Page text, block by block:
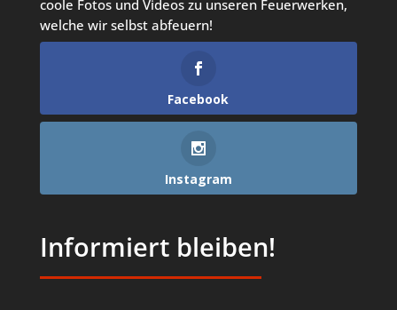
coole Fotos und Videos zu unseren Feuerwerken,
welche wir selbst abfeuern!
Facebook
Instagram
Informiert bleiben!